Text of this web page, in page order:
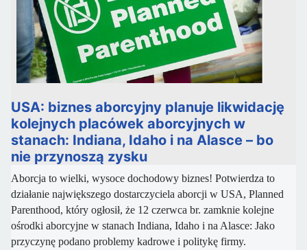
USA: biznes aborcyjny planuje likwidację
kolejnych placówek aborcyjnych w
stanach: Indiana, Idaho i na Alasce – bo
nie przynoszą zysku
Aborcja to wielki, wysoce dochodowy biznes! Potwierdza to
działanie największego dostarczyciela aborcji w USA, Planned
Parenthood, który ogłosił, że 12 czerwca br. zamknie kolejne
ośrodki aborcyjne w stanach Indiana, Idaho i na Alasce: Jako
przyczynę podano problemy kadrowe i politykę firmy.